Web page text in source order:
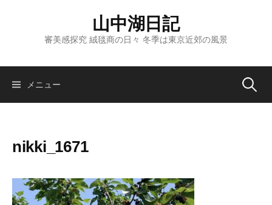
ツ
山中湖日記
審美感探究 絨毯商の日々 冬季は東京近郊の風景
メニュー 検
nikki_1671